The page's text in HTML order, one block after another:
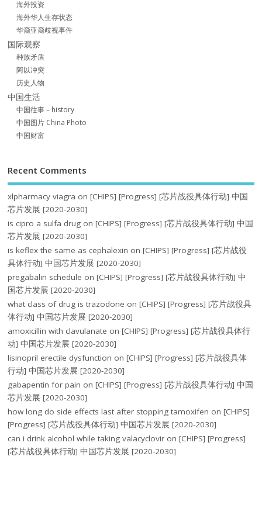
海外投资
海外华人生存状态
华裔亚裔歧视事件
国际观察
种族矛盾
阿以冲突
历史人物
中国生活
中国往事 – history
中国图片 China Photo
中国财富
Recent Comments
xlpharmacy viagra on[CHIPS] [Progress] [芯片战役具体行动] 中国
芯片发展 [2020-2030]
is cipro a sulfa drug on[CHIPS] [Progress] [芯片战役具体行动] 中国
芯片发展 [2020-2030]
is keflex the same as cephalexin on[CHIPS] [Progress] [芯片战役
具体行动] 中国芯片发展 [2020-2030]
pregabalin schedule on[CHIPS] [Progress] [芯片战役具体行动] 中
国芯片发展 [2020-2030]
what class of drug is trazodone on[CHIPS] [Progress] [芯片战役具
体行动] 中国芯片发展 [2020-2030]
amoxicillin with clavulanate on[CHIPS] [Progress] [芯片战役具体行
动] 中国芯片发展 [2020-2030]
lisinopril erectile dysfunction on[CHIPS] [Progress] [芯片战役具体
行动] 中国芯片发展 [2020-2030]
gabapentin for pain on[CHIPS] [Progress] [芯片战役具体行动] 中国
芯片发展 [2020-2030]
how long do side effects last after stopping tamoxifen on[CHIPS]
[Progress] [芯片战役具体行动] 中国芯片发展 [2020-2030]
can i drink alcohol while taking valacyclovir on[CHIPS] [Progress]
[芯片战役具体行动] 中国芯片发展 [2020-2030]